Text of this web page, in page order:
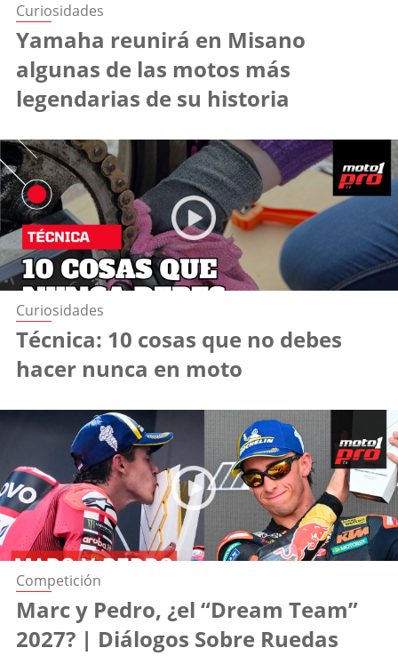
Curiosidades
Yamaha reunirá en Misano
algunas de las motos más
legendarias de su historia
Curiosidades
Técnica: 10 cosas que no debes
hacer nunca en moto
Competición
Marc y Pedro, ¿el “Dream Team”
2027? | Diálogos Sobre Ruedas